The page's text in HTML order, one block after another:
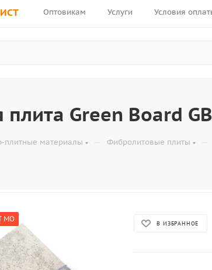
Оптовикам Услуги Условия
Green Board
плитные материалы — Фибролитовые плиты —
МО В ИЗБРАННОЕ